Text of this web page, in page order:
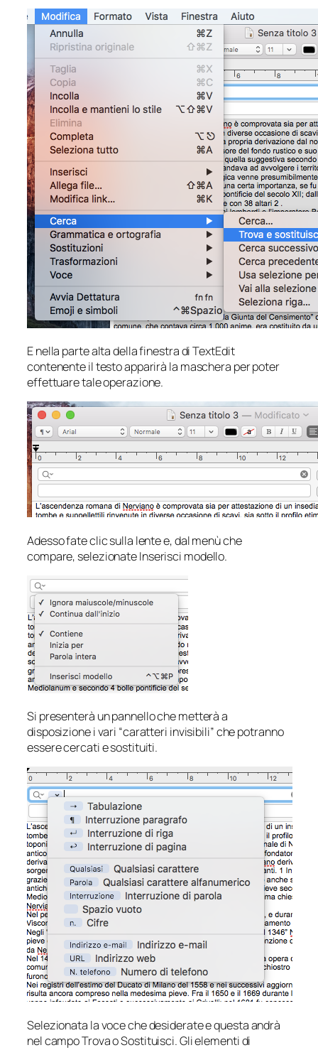
E nella parte alta della finestra di TextEdit
contenente il testo apparirà la maschera per poter
effettuare tale operazione.
Adesso fate clic sulla lente e, dal menù che
compare, selezionateInserisci modello.
Si presenterà un pannello che metterà a
disposizione i vari “caratteri invisibili” che potranno
essere cercati e sostituiti.
Selezionata la voce che desiderate e questa andrà
nel campo Trova o Sostituisci. Gli elementi di